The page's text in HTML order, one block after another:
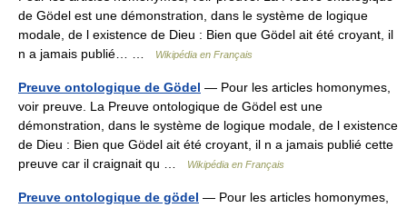
de Gödel est une démonstration, dans le système de logique
modale, de l existence de Dieu : Bien que Gödel ait été croyant, il
n a jamais publié… …
Wikipédia en Français
Preuve ontologique de Gödel — Pour les articles homonymes,
voir preuve. La Preuve ontologique de Gödel est une
démonstration, dans le système de logique modale, de l existence
de Dieu : Bien que Gödel ait été croyant, il n a jamais publié cette
preuve car il craignait qu …
Wikipédia en Français
Preuve ontologique de gödel — Pour les articles homonymes,